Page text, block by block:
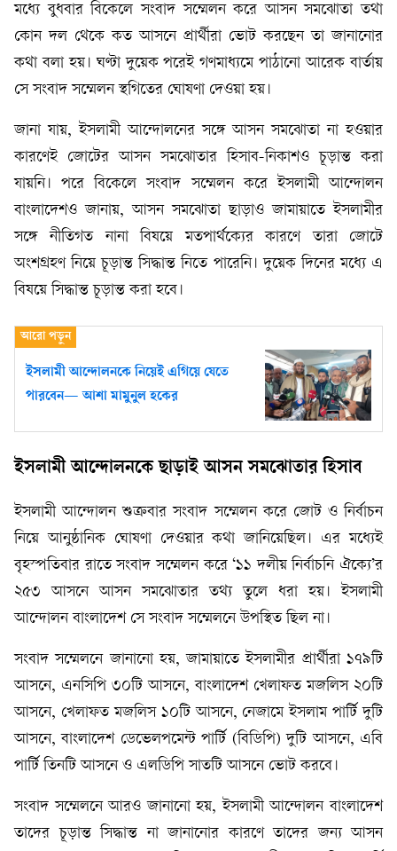
মধ্যে বুধবার বিকেলে সংবাদ সম্মেলন করে আসন সমঝোতা তথা
কোন দল থেকে কত আসনে প্রার্থীরা ভোট করছেন তা জানানোর
কথা বলা হয়। ঘণ্টা দুয়েক পরেই গণমাধ্যমে পাঠানো আরেক বার্তায়
সে সংবাদ সম্মেলন স্থগিতের ঘোষণা দেওয়া হয়।
জানা যায়, ইসলামী আন্দোলনের সঙ্গে আসন সমঝোতা না হওয়ার
কারণেই জোটের আসন সমঝোতার হিসাব-নিকাশও চূড়ান্ত করা
যায়নি। পরে বিকেলে সংবাদ সম্মেলন করে ইসলামী আন্দোলন
বাংলাদেশও জানায়, আসন সমঝোতা ছাড়াও জামায়াতে ইসলামীর
সঙ্গে নীতিগত নানা বিষয়ে মতপার্থক্যের কারণে তারা জোটে
অংশগ্রহণ নিয়ে চূড়ান্ত সিদ্ধান্ত নিতে পারেনি। দুয়েক দিনের মধ্যে এ
বিষয়ে সিদ্ধান্ত চূড়ান্ত করা হবে।
ইসলামী আন্দোলনকে নিয়েই এগিয়ে যেতে
পারবেন— আশা মামুনুল হকের
ইসলামী আন্দোলনকে ছাড়াই আসন সমঝোতার হিসাব
ইসলামী আন্দোলন শুক্রবার সংবাদ সম্মেলন করে জোট ও নির্বাচন
নিয়ে আনুষ্ঠানিক ঘোষণা দেওয়ার কথা জানিয়েছিল। এর মধ্যেই
বৃহস্পতিবার রাতে সংবাদ সম্মেলন করে ‘১১ দলীয় নির্বাচনি ঐক্যে’র
২৫৩ আসনে আসন সমঝোতার তথ্য তুলে ধরা হয়। ইসলামী
আন্দোলন বাংলাদেশ সে সংবাদ সম্মেলনে উপস্থিত ছিল না।
সংবাদ সম্মেলনে জানানো হয়, জামায়াতে ইসলামীর প্রার্থীরা ১৭৯টি
আসনে, এনসিপি ৩০টি আসনে, বাংলাদেশ খেলাফত মজলিস ২০টি
আসনে, খেলাফত মজলিস ১০টি আসনে, নেজামে ইসলাম পার্টি দুটি
আসনে, বাংলাদেশ ডেভেলপমেন্ট পার্টি (বিডিপি) দুটি আসনে, এবি
পার্টি তিনটি আসনে ও এলডিপি সাতটি আসনে ভোট করবে।
সংবাদ সম্মেলনে আরও জানানো হয়, ইসলামী আন্দোলন বাংলাদেশ
তাদের চূড়ান্ত সিদ্ধান্ত না জানানোর কারণে তাদের জন্য আসন